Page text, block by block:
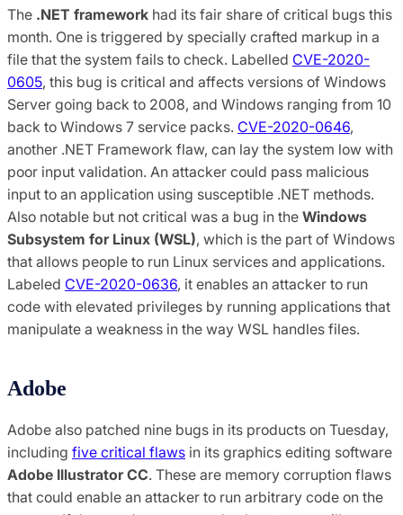
The .NET framework had its fair share of critical bugs this
month. One is triggered by specially crafted markup in a
file that the system fails to check. Labelled CVE-2020-
0605, this bug is critical and affects versions of Windows
Server going back to 2008, and Windows ranging from 10
back to Windows 7 service packs. CVE-2020-0646,
another .NET Framework flaw, can lay the system low with
poor input validation. An attacker could pass malicious
input to an application using susceptible .NET methods.
Also notable but not critical was a bug in the Windows
Subsystem for Linux (WSL), which is the part of Windows
that allows people to run Linux services and applications.
Labeled CVE-2020-0636, it enables an attacker to run
code with elevated privileges by running applications that
manipulate a weakness in the way WSL handles files.
Adobe
Adobe also patched nine bugs in its products on Tuesday,
including five critical flaws in its graphics editing software
Adobe Illustrator CC. These are memory corruption flaws
that could enable an attacker to run arbitrary code on the